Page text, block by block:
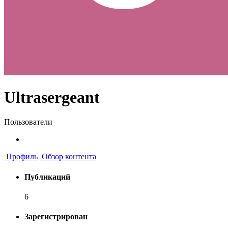
Ultrasergeant
Пользователи
Профиль Обзор контента
Публикаций
6
Зарегистрирован